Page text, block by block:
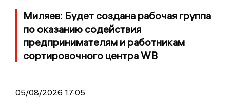
Миляев: Будет создана рабочая группа
по оказанию содействия
предпринимателям и работникам
сортировочного центра WB
05/08/2026 17:05